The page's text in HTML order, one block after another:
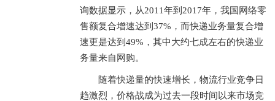
询数据显示，从2011年到2017年，我国网络零
售额复合增速达到37%，而快递业务量复合增
速更是达到49%，其中大约七成左右的快递业
务量来自网购。
随着快递量的快速增长，物流行业竞争日
趋激烈，价格战成为过去一段时间以来市场竞